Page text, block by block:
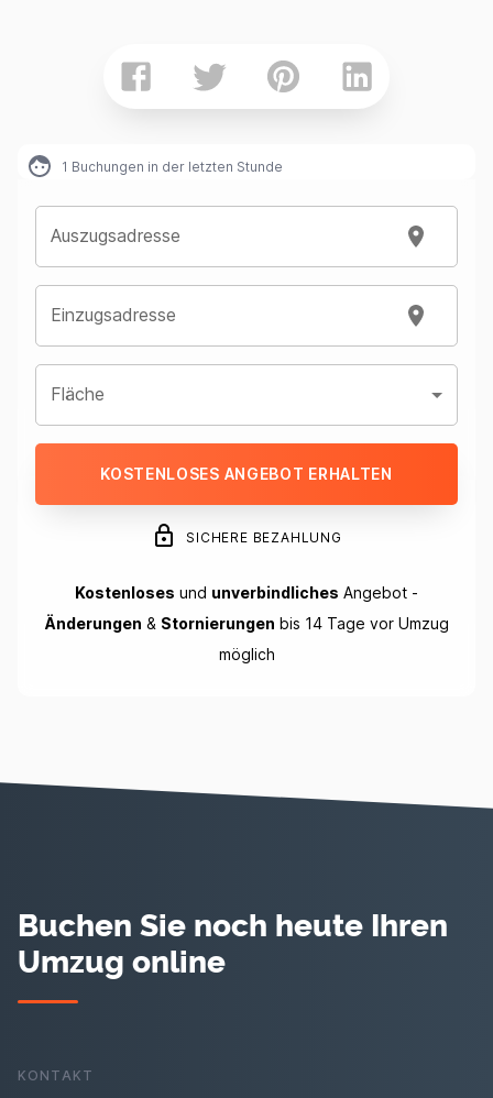
1 Buchungen in der letzten Stunde
Auszugsadresse
Einzugsadresse
Fläche
KOSTENLOSES ANGEBOT ERHALTEN
SICHERE BEZAHLUNG
Kostenloses und unverbindliches Angebot -
Änderungen & Stornierungen bis 14 Tage vor Umzug
möglich
Buchen Sie noch heute Ihren
Umzug online
KONTAKT